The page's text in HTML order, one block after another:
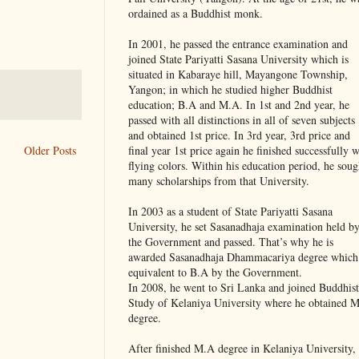
Older Posts
ordained as a Buddhist monk.
In 2001, he passed the entrance examination and
joined State Pariyatti Sasana University which is
situated in Kabaraye hill, Mayangone Township,
Yangon; in which he studied higher Buddhist
education; B.A and M.A. In 1st and 2nd year, he
passed with all distinctions in all of seven subjects
and obtained 1st price. In 3rd year, 3rd price and
final year 1st price again he finished successfully
flying colors. Within his education period, he
many scholarships from that University.
In 2003 as a student of State Pariyatti Sasana
University, he set Sasanadhaja examination held by
the Government and passed. That’s why he is
awarded Sasanadhaja Dhammacariya degree
equivalent to B.A by the Government.
In 2008, he went to Sri Lanka and joined Buddhist
Study of Kelaniya University where he obtained
degree.
After finished M.A degree in Kelaniya University,